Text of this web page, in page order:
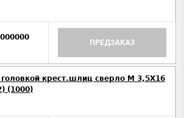
ПРЕДЗАКАЗ
головкой крест.шлиц сверло М 3,5Х16
(1000)